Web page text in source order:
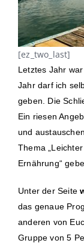
[ez_two_last]
Letztes Jahr
Jahr darf ich
geben. Die
Ein riesen
und
Thema
Ernährung“
Unter der Seite
das genaue
anderen von
Gruppe von 5